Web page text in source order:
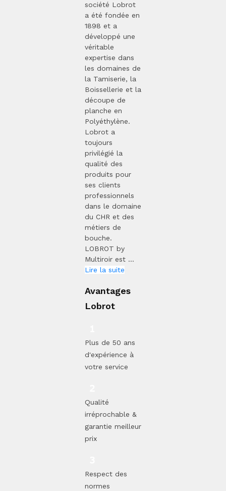
société Lobrot
a été fondée en
1898 et a
développé une
véritable
expertise dans
les domaines de
la Tamiserie, la
Boissellerie et la
découpe de
planche en
Polyéthylène.
Lobrot a
toujours
privilégié la
qualité des
produits pour
ses clients
professionnels
dans le domaine
du CHR et des
métiers de
bouche.
LOBROT by
Multiroir est ...
Lire la suite
Avantages
Lobrot
Plus de 50 ans
d'expérience à
votre service
Qualité
irréprochable &
garantie meilleur
prix
Respect des
normes